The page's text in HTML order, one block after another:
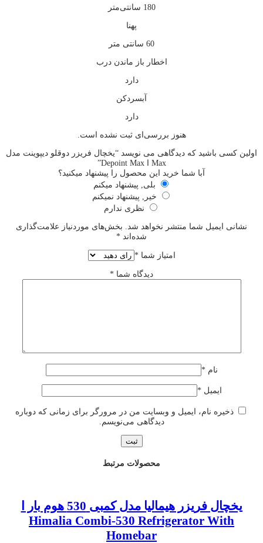
180 سانتی‌متر
پهنا
60 سانتی متر
اخطار باز ماندن درب
دارد
آبسردکن
دارد
هنوز بررسی‌ای ثبت نشده است.
اولین کسی باشید که دیدگاهی می نویسد “یخچال فریزر دوقلو دیپوینت مدل
Max ا Depoint Max”
آبا شما خرید این محصول را پیشنهاد میکنید؟
بلی, پیشنهاد میکنم
خیر, پیشنهاد نمیکنم
نظری ندارم
نشانی ایمیل شما منتشر نخواهد شد. بخش‌های موردنیاز علامت‌گذاری
شده‌اند *
امتیاز شما*
دیدگاه شما *
نام*
ایمیل*
ذخیره نام، ایمیل و وبسایت من در مرورگر برای زمانی که دوباره
دیدگاهی می‌نویسم.
محصولات مرتبط
یخچال فریزر هیمالیا مدل کمبی 530 هوم بار ا
Himalia Combi-530 Refrigerator With
Homebar